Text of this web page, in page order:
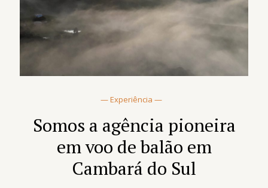
— Experiência —
Somos a agência pioneira
em voo de balão em
Cambará do Sul